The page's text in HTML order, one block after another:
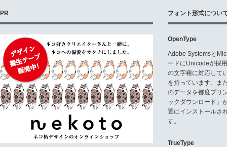
PR フォント形式につい
OpenType
Adobe Systemsと
ードにUnicodeが採
の文字種に対応して
を持っています。ま
のデータを都度プリ
ックダウンロード」
置にインストールさ
す。
TrueType